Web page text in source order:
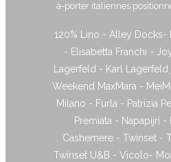
à-porter italiennes
120% Lino - Alley Docks-
- Elisabetta Franchi -
Lagerfeld - Karl Lagerfeld
Weekend MaxMara -
Milano - Furla - Patrizia
Premiata - Napapijri -
Cashemere - Twinset -
Twinset U&B - Vicolo-